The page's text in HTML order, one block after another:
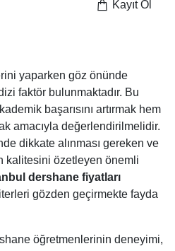
yaparken göz önünde
faktör bulunmaktadır. Bu
başarısını artırmak hem
amacıyla değerlendirilmelidir.
dikkate alınması gereken ve
kalitesini özetleyen önemli
dershane fiyatları
gözden geçirmekte fayda
öğretmenlerinin deneyimi,